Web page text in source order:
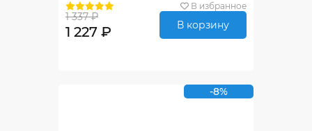
В избранное
1 337 ₽
1 227 ₽ В корзину
-8%